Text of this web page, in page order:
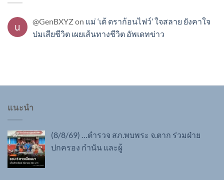
@GenBXYZon แม่ ‘เต้ ดราก้อนไฟว์’ ใจสลาย ยังคาใจ
ปมเสียชีวิต เผยเส้นทางชีวิต อัพเดทข่าว
แนะนำ
(8/8/69) …ตำรวจ สภ.พบพระ จ.ตาก ร่วมฝ่าย
ปกครอง กำนัน และผู้